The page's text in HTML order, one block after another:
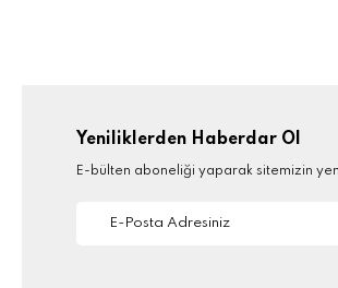
Yeniliklerden Haberdar Ol
E-bülten aboneliği yaparak sitemizin